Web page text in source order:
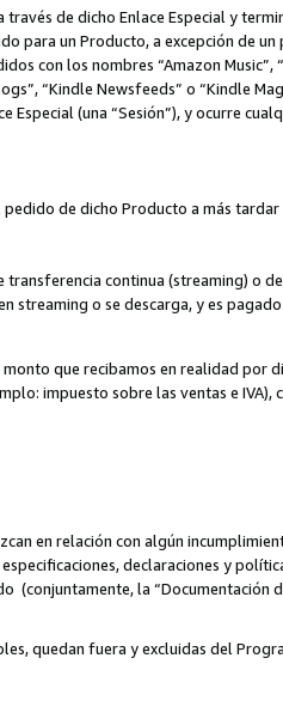
de dicho Enlace Especial y
para un Producto, a excepción de
con los nombres “Amazon Music”,
“Kindle Newsfeeds” o “Kindle
Especial (una “Sesión”), y ocurre
de dicho Producto a más
continua (streaming) o
streaming o se descarga, y es
que recibamos en realidad por
impuesto sobre las ventas e IVA),
en relación con algún
declaraciones y
(conjuntamente, la “Documentación
quedan fuera y excluidas del